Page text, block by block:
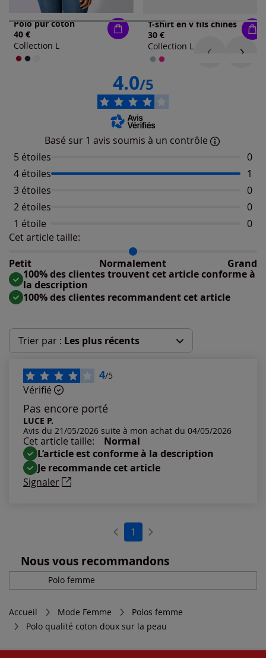
Polo pur coton
40 €
Collection L
T-shirt en v fils chinés
30 €
Collection L
4.0/5
Basé sur 1 avis soumis à un contrôle
5 étoiles
0
4 étoiles
1
3 étoiles
0
2 étoiles
0
1 étoile
0
Cet article taille:
Petit
Normalement Grand
Répartition du taillant selon les avis clients
Taille normalement : 100%
Taille grand : 0%
100% des clientes trouvent cet article conforme à
la description
100% des clientes recommandent cet article
Trier par : Les plus récents
Les plus récents
Les plus anciens
Notes les plus élevées
Notes les plus basses
4/5
Vérifié
Pas encore porté
LUCE P.
Avis du 21/05/2026 suite à mon achat du 04/05/2026
Cet article taille:
Normal
L’article est conforme à la description
Je recommande cet article
Signaler
1
Nous vous recommandons
Polo femme
Accueil Mode Femme
Polos femme
Polo qualité coton doux sur la peau